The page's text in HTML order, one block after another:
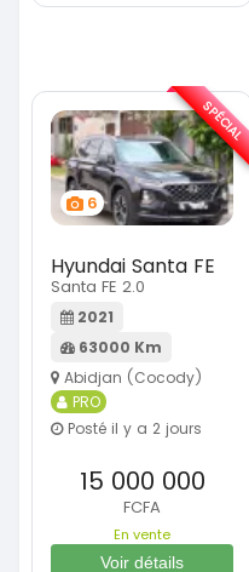
6
Hyundai Santa FE
Santa FE 2.0
2021
63000 Km
Abidjan (Cocody)
PRO
Posté il y a 2 jours
15 000 000
FCFA
En vente
Voir détails
SPÉCIAL